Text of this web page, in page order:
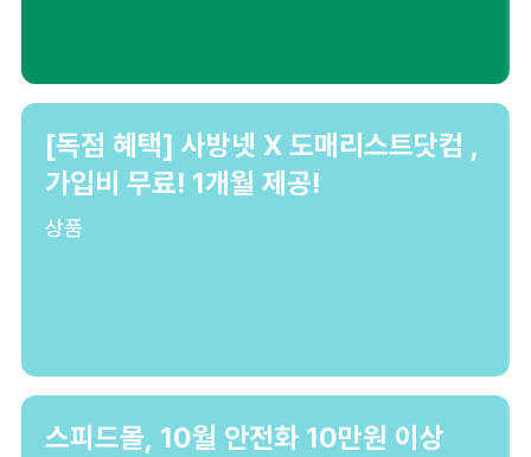
[독점 혜택] 사방넷 X 도매리스트닷컴 ,
가입비 무료! 1개월 제공!
상품
스피드몰, 10월 안전화 10만원 이상